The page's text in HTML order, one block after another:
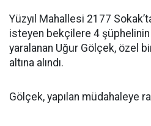
Yüzyıl Mahallesi 2177
isteyen bekçilere 4 şüphelinin
yaralanan Uğur Gölçek, özel
altına alındı.
Gölçek, yapılan müdahaleye